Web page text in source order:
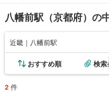
八幡前駅（京都府）の
近畿｜八幡前駅
おすすめ順 検索
2 件